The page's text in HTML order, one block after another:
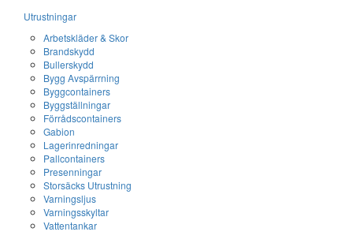
Utrustningar
Arbetskläder & Skor
Brandskydd
Bullerskydd
Bygg Avspärrning
Byggcontainers
Byggställningar
Förrådscontainers
Gabion
Lagerinredningar
Pallcontainers
Presenningar
Storsäcks Utrustning
Varningsljus
Varningsskyltar
Vattentankar